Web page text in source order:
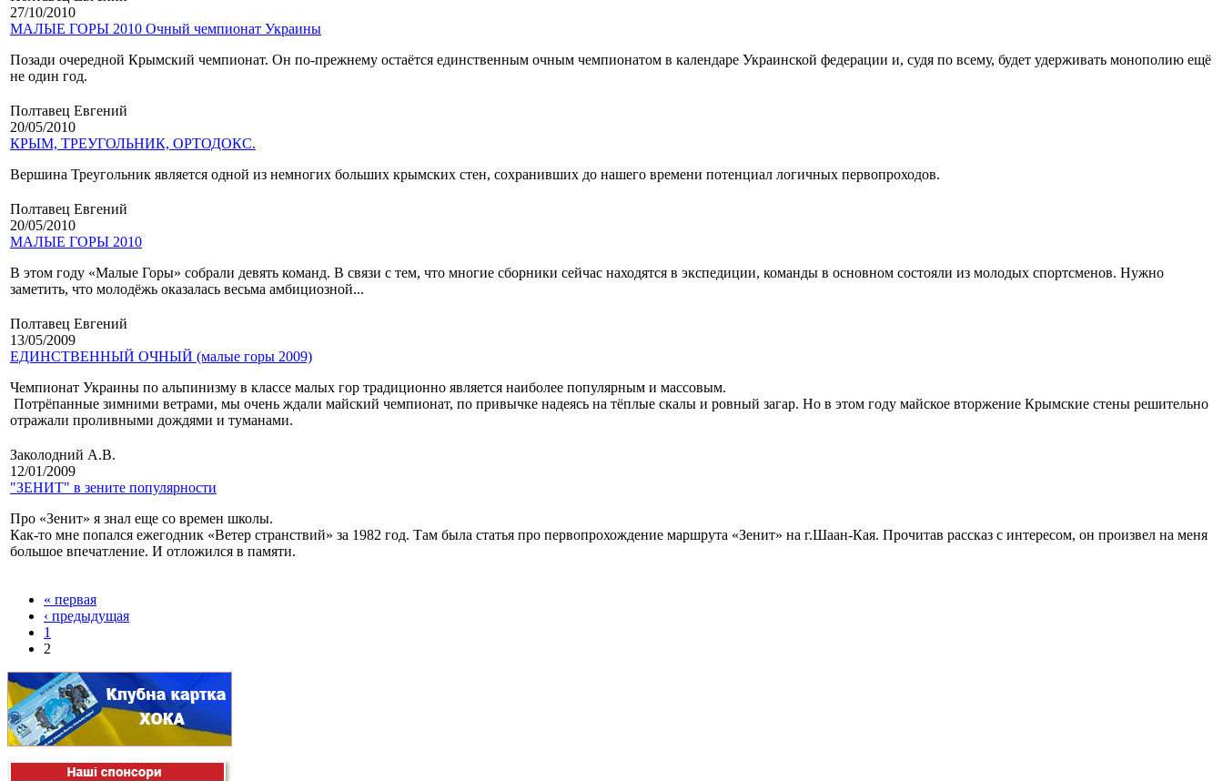
27/10/2010
МАЛЫЕ ГОРЫ 2010 Очный чемпионат Украины
Позади очередной Крымский чемпионат. Он по-прежнему остаётся единственным очным чемпионатом в календаре Украинской федерации и, судя по всему, будет удерживать монополию ещё
не один год.
Полтавец Евгений
20/05/2010
КРЫМ, ТРЕУГОЛЬНИК, ОРТОДОКС.
Вершина Треугольник является одной из немногих больших крымских стен, сохранивших до нашего времени потенциал логичных первопроходов.
Полтавец Евгений
20/05/2010
МАЛЫЕ ГОРЫ 2010
В этом году «Малые Горы» собрали девять команд. В связи с тем, что многие сборники сейчас находятся в экспедиции, команды в основном состояли из молодых спортсменов. Нужно
заметить, что молодёжь оказалась весьма амбициозной...
Полтавец Евгений
13/05/2009
ЕДИНСТВЕННЫЙ ОЧНЫЙ (малые горы 2009)
Чемпионат Украины по альпинизму в классе малых гор традиционно является наиболее популярным и массовым.
Потрёпанные зимними ветрами, мы очень ждали майский чемпионат, по привычке надеясь на тёплые скалы и ровный загар. Но в этом году майское вторжение Крымские стены решительно
отражали проливными дождями и туманами.
Заколодний А.В.
12/01/2009
"ЗЕНИТ" в зените популярности
Про «Зенит» я знал еще со времен школы.
Как-то мне попался ежегодник «Ветер странствий» за 1982 год. Там была статья про первопрохождение маршрута «Зенит» на г.Шаан-Кая. Прочитав рассказ с интересом, он произвел на меня
большое впечатление. И отложился в памяти.
« первая
‹ предыдущая
1
2